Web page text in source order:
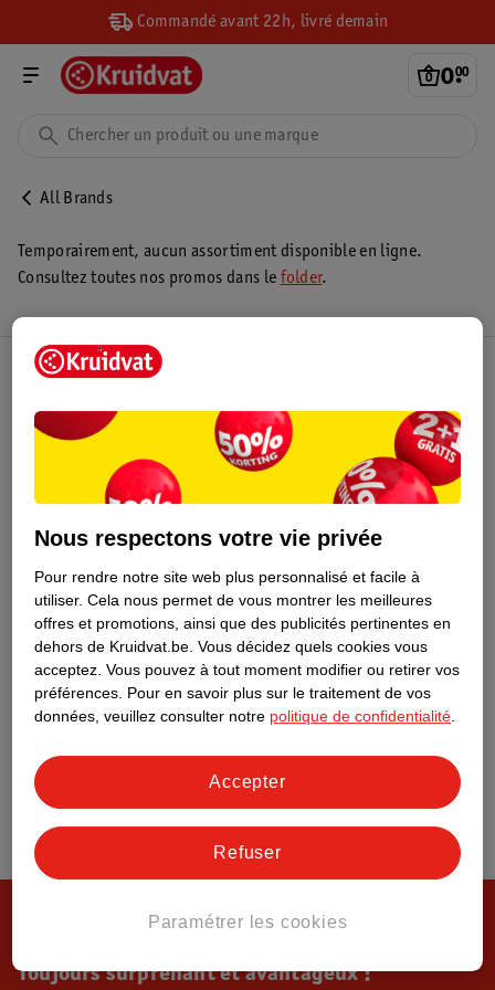
Commandé avant 22h, livré demain
0.
00
All Brands
Temporairement, aucun assortiment disponible en ligne.
Consultez toutes nos promos dans le folder.
Toujours surprenant et avantageux !
Nous respectons votre vie privée
Pour rendre notre site web plus personnalisé et facile à
utiliser. Cela nous permet de vous montrer les meilleures
offres et promotions, ainsi que des publicités pertinentes en
dehors de Kruidvat.be. Vous décidez quels cookies vous
acceptez. Vous pouvez à tout moment modifier ou retirer vos
préférences. Pour en savoir plus sur le traitement de vos
données, veuillez consulter notre politique de confidentialité
Paramétrer les cookies
Refuser
Accepter